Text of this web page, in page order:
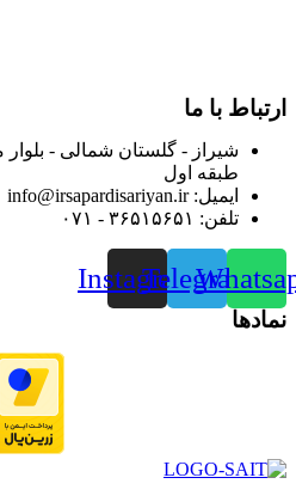
ارتباط با ما
شیراز - گلستان شمالی -
طبقه اول
ایمیل: info@irsapardisariyan.ir
تلفن: ۳۶۵۱۵۶۵۱ - ۰۷۱
Telegram
Instagram
نمادها